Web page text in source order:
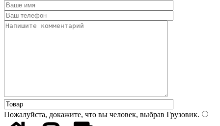
Пожалуйста, докажите, что вы человек, выбрав Грузовик.